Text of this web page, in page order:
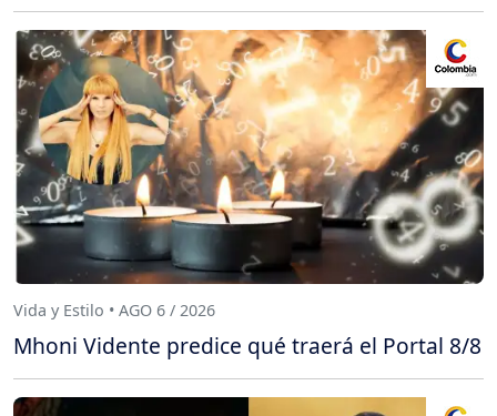
Vida y Estilo • AGO 6 / 2026
Mhoni Vidente predice qué traerá el Portal 8/8